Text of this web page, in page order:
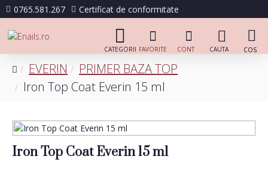
0765.581.267 Certificat de conformitate
EVERIN
PRIMER BAZA TOP
Iron Top Coat Everin 15 ml
Iron Top Coat Everin 15 ml